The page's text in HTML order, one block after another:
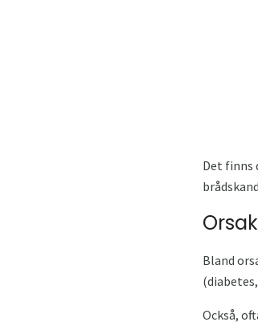
Det
Bland
Också,